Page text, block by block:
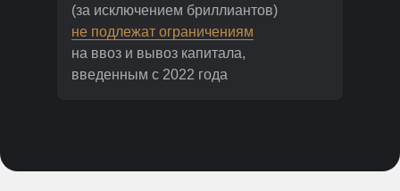
(за исключением бриллиантов)
не подлежат ограничениям
на ввоз и вывоз капитала,
введенным с 2022 года